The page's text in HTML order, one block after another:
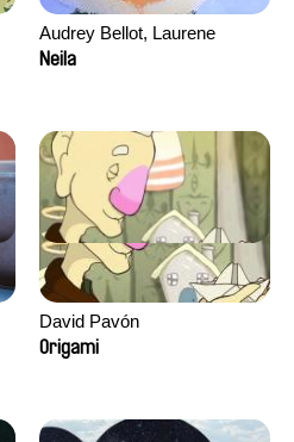
Audrey Bellot, Laurene
Desoutter, Amandine
David Tabar, Guillaume
Vezzoli, Eline Zhang
Neila
David Pavón
Origami